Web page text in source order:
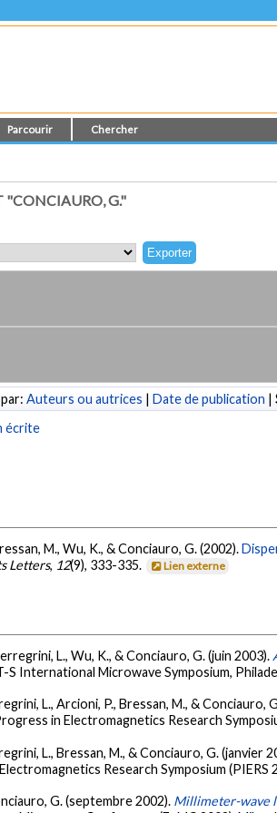
Parcourir Chercher
"CONCIAURO, G."
Auteurs ou autrices | Date de publication |
écrite
M., Wu, K., & Conciauro, G. (2002).
Letters, 12(9), 333-335. Lien externe
L., Wu, K., & Conciauro, G. (juin 2003).
International Microwave Symposium,
L., Arcioni, P., Bressan, M., & Conciauro,
in Electromagnetics Research
L., Bressan, M., & Conciauro, G. (janvier
Research Symposium (PIERS
G. (septembre 2002). Millimeter-wave